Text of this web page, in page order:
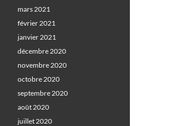
mars 2021
février 2021
janvier 2021
décembre 2020
novembre 2020
octobre 2020
septembre 2020
août 2020
juillet 2020